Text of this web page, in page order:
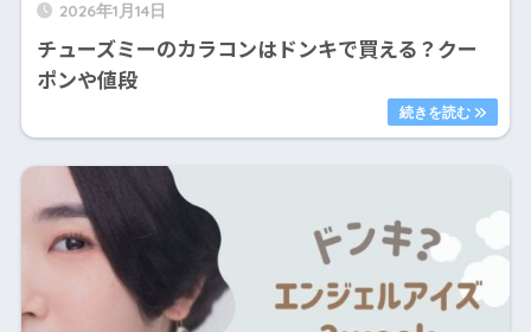
2026年1月14日
チューズミーのカラコンはドンキで買える？クー
ポンや値段